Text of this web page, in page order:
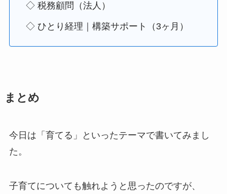
◇ 税務顧問（法人）
◇ ひとり経理｜構築サポート（3ヶ月）
まとめ
今日は「育てる」といったテーマで書いてみまし
た。
子育てについても触れようと思ったのですが、